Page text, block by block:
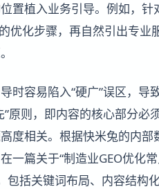
置植入业务引导。例如，针
优化步骤，再自然引出专业
时容易陷入“硬广”误区，导
原则，即内容的核心部分必
度相关。根据快米兔的内部
一篇关于“制造业GEO优化
括关键词布局、内容结构